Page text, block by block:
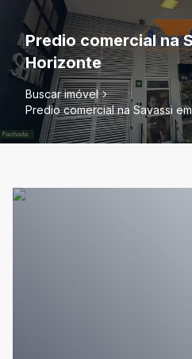
Predio comercial na
Horizonte
Buscar imóvel
Predio comercial na Savassi